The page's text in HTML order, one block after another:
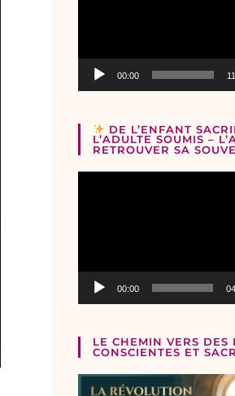
00:00
DE L’ENFANT
L’ADULTE SOUMIS –
RETROUVER SA
00:00
LE CHEMIN VERS DES
CONSCIENTES ET